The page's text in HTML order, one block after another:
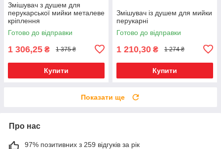
Змішувач з душем для
перукарської мийки металеве
кріплення
Готово до відправки
1 306,25 ₴ 1 375 ₴
Купити
Змішувач із душем для мийки
перукарні
Готово до відправки
1 210,30 ₴ 1 274 ₴
Купити
Показати ще
Про нас
97% позитивних з 259 відгуків за рік